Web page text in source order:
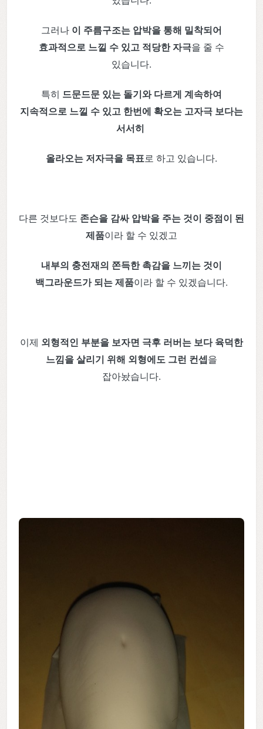
그러나 이 주름구조는 압박을 통해 밀착되어
효과적으로 느낄 수 있고 적당한 자극을 줄 수
있습니다.
특히 드문드문 있는 돌기와 다르게 계속하여
지속적으로 느낄 수 있고 한번에 확오는 고자극 보다는
서서히
올라오는 저자극을 목표로 하고 있습니다.
다른 것보다도 존슨을 감싸 압박을 주는 것이 중점이 된
제품이라 할 수 있겠고
내부의 충전재의 쫀득한 촉감을 느끼는 것이
백그라운드가 되는 제품이라 할 수 있겠습니다.
이제 외형적인 부분을 보자면 극후 러버는 보다 육덕한
느낌을 살리기 위해 외형에도 그런 컨셉을
잡아놨습니다.